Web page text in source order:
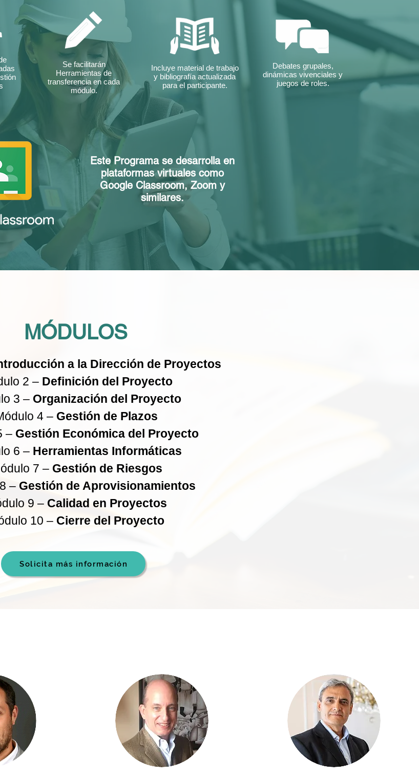
Se facilitarán
Herramientas de
transferencia en cada
módulo.
Incluye material de trabajo
y bibliografía actualizada
para el participante.
Debates grupales,
dinámicas vivenciales y
juegos de roles.
Este Programa se desarrolla en
plataformas virtuales como
Google Classroom, Zoom y
similares.
MÓDULOS
a la Dirección de Proyectos
2 – Definición del Proyecto
3 – Organización del Proyecto
4 – Gestión de Plazos
– Gestión Económica del Proyecto
6 – Herramientas Informáticas
7 – Gestión de Riesgos
– Gestión de Aprovisionamientos
9 – Calidad en Proyectos
10 – Cierre del Proyecto
Solicita más información